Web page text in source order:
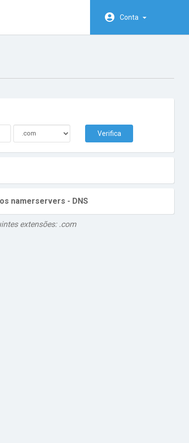
Conta
Verifica
namerservers - DNS
extensões: .com